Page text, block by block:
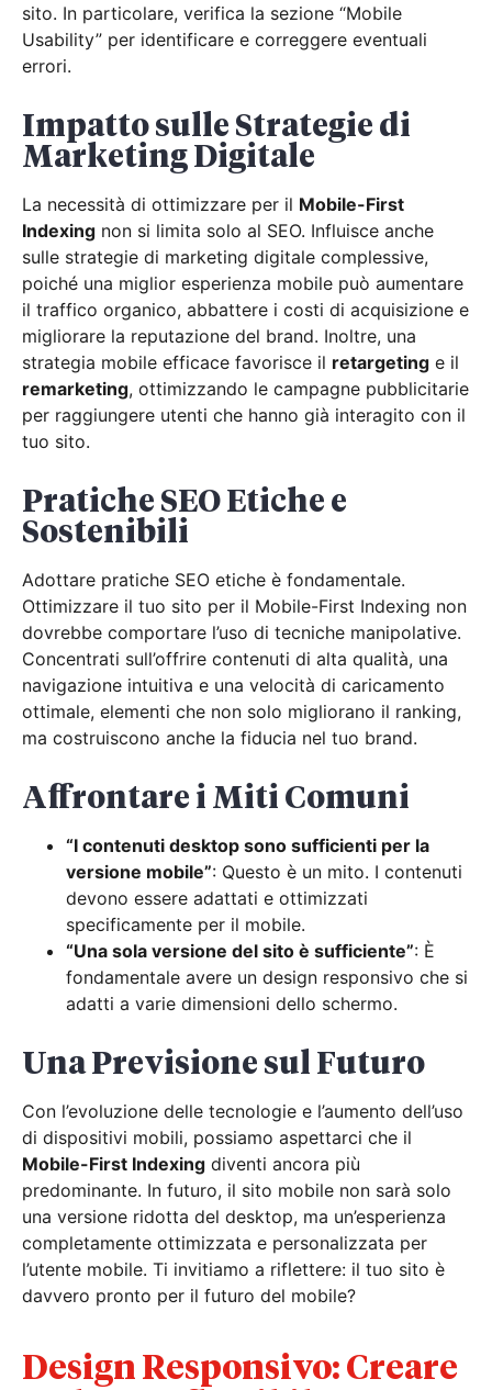
sito. In particolare, verifica la sezione “Mobile
Usability” per identificare e correggere eventuali
errori.
Impatto sulle Strategie di
Marketing Digitale
La necessità di ottimizzare per il Mobile-First
Indexing non si limita solo al SEO. Influisce anche
sulle strategie di marketing digitale complessive,
poiché una miglior esperienza mobile può aumentare
il traffico organico, abbattere i costi di acquisizione e
migliorare la reputazione del brand. Inoltre, una
strategia mobile efficace favorisce il retargeting e il
remarketing, ottimizzando le campagne pubblicitarie
per raggiungere utenti che hanno già interagito con il
tuo sito.
Pratiche SEO Etiche e
Sostenibili
Adottare pratiche SEO etiche è fondamentale.
Ottimizzare il tuo sito per il Mobile-First Indexing non
dovrebbe comportare l’uso di tecniche manipolative.
Concentrati sull’offrire contenuti di alta qualità, una
navigazione intuitiva e una velocità di caricamento
ottimale, elementi che non solo migliorano il ranking,
ma costruiscono anche la fiducia nel tuo brand.
Affrontare i Miti Comuni
“I contenuti desktop sono sufficienti per la
versione mobile”: Questo è un mito. I contenuti
devono essere adattati e ottimizzati
specificamente per il mobile.
“Una sola versione del sito è sufficiente”: È
fondamentale avere un design responsivo che si
adatti a varie dimensioni dello schermo.
Una Previsione sul Futuro
Con l’evoluzione delle tecnologie e l’aumento dell’uso
di dispositivi mobili, possiamo aspettarci che il
Mobile-First Indexing diventi ancora più
predominante. In futuro, il sito mobile non sarà solo
una versione ridotta del desktop, ma un’esperienza
completamente ottimizzata e personalizzata per
l’utente mobile. Ti invitiamo a riflettere: il tuo sito è
davvero pronto per il futuro del mobile?
Design Responsivo: Creare